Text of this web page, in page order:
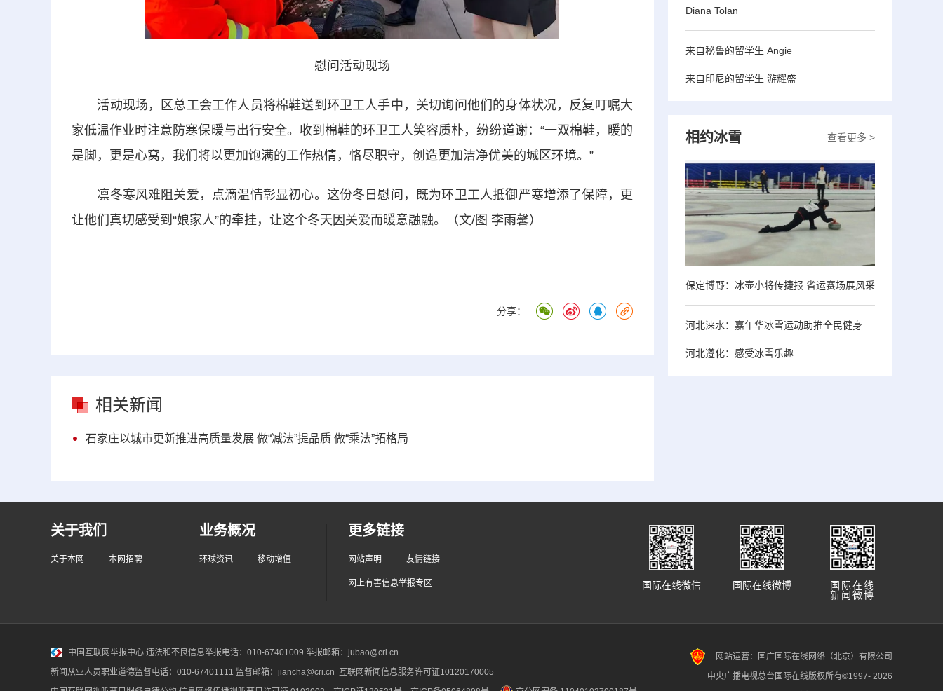
慰问活动现场
活动现场，区总工会工作人员将棉鞋送到环卫工人手中，关切询问他们的身体状况，反复叮嘱大
家低温作业时注意防寒保暖与出行安全。收到棉鞋的环卫工人笑容质朴，纷纷道谢：“一双棉鞋，暖的
是脚，更是心窝，我们将以更加饱满的工作热情，恪尽职守，创造更加洁净优美的城区环境。”
凛冬寒风难阻关爱，点滴温情彰显初心。这份冬日慰问，既为环卫工人抵御严寒增添了保障，更
让他们真切感受到“娘家人”的牵挂，让这个冬天因关爱而暖意融融。（文/图 李雨馨）
分享：
相关新闻
石家庄以城市更新推进高质量发展 做“减法”提品质 做“乘法”拓格局
Diana Tolan
来自秘鲁的留学生 Angie
来自印尼的留学生 游耀盛
查看更多 >
相约冰雪
保定博野：冰壶小将传捷报 省运赛场展风采
河北涞水：嘉年华冰雪运动助推全民健身
河北遵化：感受冰雪乐趣
关于我们
关于本网 本网招聘
业务概况
环球资讯 移动增值
更多链接
网站声明 友情链接
网上有害信息举报专区
国际在线
新闻微博
国际在线微博
国际在线微信
中国互联网举报中心 违法和不良信息举报电话：010-67401009 举报邮箱：jubao@cri.cn
新闻从业人员职业道德监督电话：010-67401111 监督邮箱：jiancha@cri.cn 互联网新闻信息服务许可证10120170005
网站运营：国广国际在线网络（北京）有限公司
中央广播电视总台国际在线版权所有©1997- 2026